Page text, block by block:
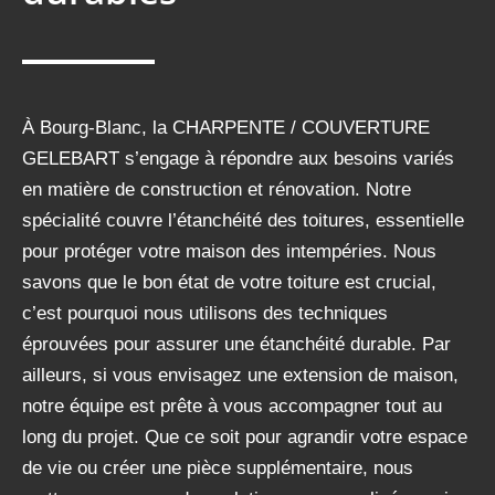
À Bourg-Blanc, la CHARPENTE / COUVERTURE
GELEBART s’engage à répondre aux besoins variés
en matière de construction et rénovation. Notre
spécialité couvre l’étanchéité des toitures, essentielle
pour protéger votre maison des intempéries. Nous
savons que le bon état de votre toiture est crucial,
c’est pourquoi nous utilisons des techniques
éprouvées pour assurer une étanchéité durable. Par
ailleurs, si vous envisagez une extension de maison,
notre équipe est prête à vous accompagner tout au
long du projet. Que ce soit pour agrandir votre espace
de vie ou créer une pièce supplémentaire, nous